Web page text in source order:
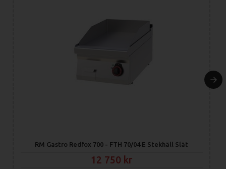
RM Gastro Redfox 700 - FTH 70/04 E Stekhäll Slät
12 750